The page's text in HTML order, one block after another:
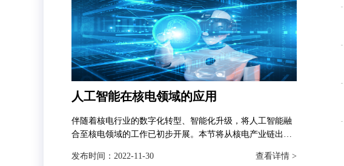
人工智能在核电领域的应用
伴随着核电行业的数字化转型、智能化升级，将人工智能融
合至核电领域的工作已初步开展。本节将从核电产业链出
和智能运维4个场景下的典型应用进行介绍。
发布时间： 2022-11-30 查看详情 >